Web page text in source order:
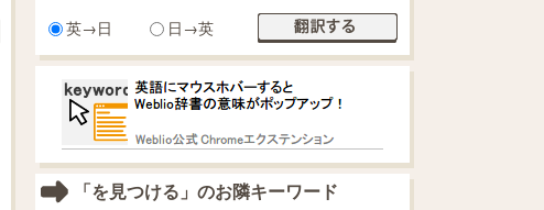
英→日 日→英
「を見つける」のお隣キーワード